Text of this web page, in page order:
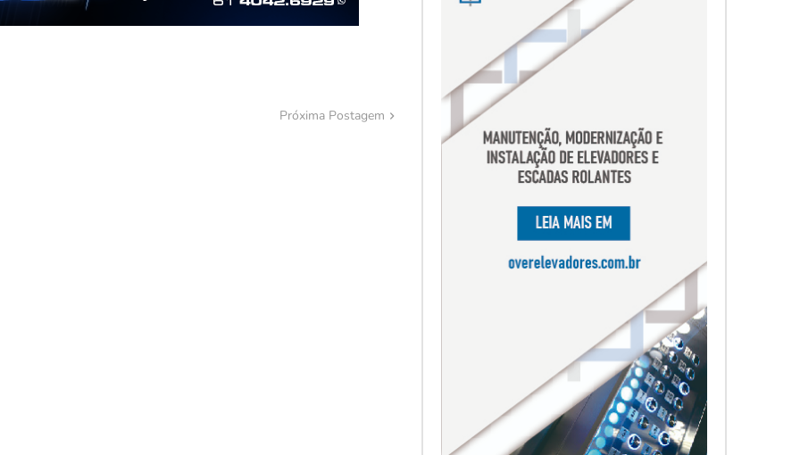
Próxima Postagem